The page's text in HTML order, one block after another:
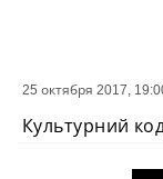
СОБЫТИЕ
25 октября 2017,
Культурний